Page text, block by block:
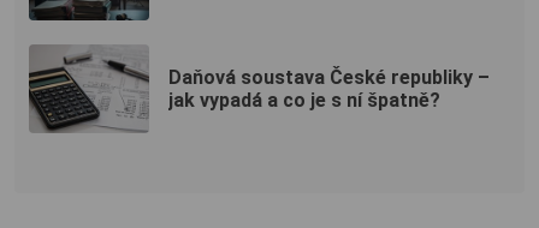
Daňová soustava České republiky –
jak vypadá a co je s ní špatně?